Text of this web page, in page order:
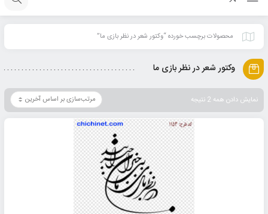
محصولات برچسب خورده “وکتور شعر در نظر بازی ما”
وکتور شعر در نظر بازی ما
نمایش دادن همه 2 نتیجه